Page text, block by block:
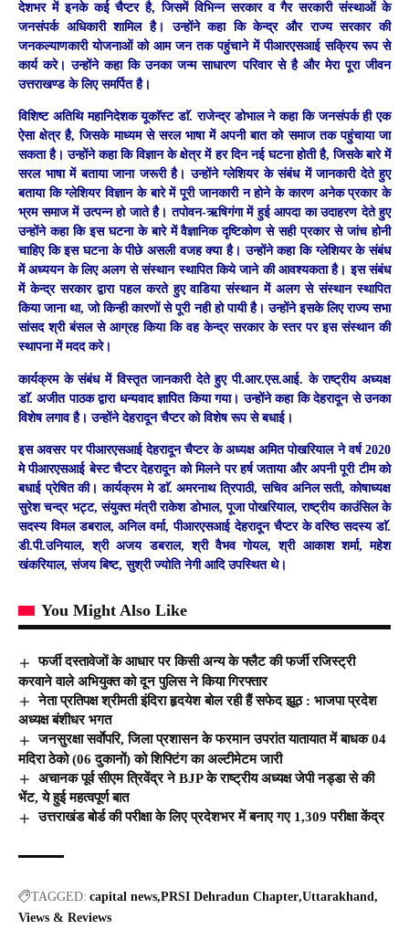
देशभर में इनके कई चैप्टर है, जिसमें विभिन्न सरकार व गैर सरकारी संस्थाओं के
जनसंपर्क अधिकारी शामिल है। उन्होंने कहा कि केन्द्र और राज्य सरकार की
जनकल्याणकारी योजनाओं को आम जन तक पहुंचाने में पीआरएसआई सक्रिय रूप से
कार्य करे। उन्होंने कहा कि उनका जन्म साधारण परिवार से है और मेरा पूरा जीवन
उत्तराखण्ड के लिए समर्पित है।
विशिष्ट अतिथि महानिदेशक यूकाॅस्ट डाॅ. राजेन्द्र डोभाल ने कहा कि जनसंपर्क ही एक
ऐसा क्षेत्र है, जिसके माध्यम से सरल भाषा में अपनी बात को समाज तक पहुंचाया जा
सकता है। उन्होंने कहा कि विज्ञान के क्षेत्र में हर दिन नई घटना होती है, जिसके बारे में
सरल भाषा में बताया जाना जरूरी है। उन्होंने ग्लेशियर के संबंध में जानकारी देते हुए
बताया कि ग्लेशियर विज्ञान के बारे में पूरी जानकारी न होने के कारण अनेक प्रकार के
भ्रम समाज में उत्पन्न हो जाते है। तपोवन-ऋषिगंगा में हुई आपदा का उदाहरण देते हुए
उन्होंने कहा कि इस घटना के बारे में वैज्ञानिक दृष्टिकोण से सही प्रकार से जांच होनी
चाहिए कि इस घटना के पीछे असली वजह क्या है। उन्होंने कहा कि ग्लेशियर के संबंध
में अध्ययन के लिए अलग से संस्थान स्थापित किये जाने की आवश्यकता है। इस संबंध
में केन्द्र सरकार द्वारा पहल करते हुए वाडिया संस्थान में अलग से संस्थान स्थापित
किया जाना था, जो किन्ही कारणों से पूरी नही हो पायी है। उन्होंने इसके लिए राज्य सभा
सांसद श्री बंसल से आग्रह किया कि वह केन्द्र सरकार के स्तर पर इस संस्थान की
स्थापना में मदद करे।
कार्यक्रम के संबंध में विस्तृत जानकारी देते हुए पी.आर.एस.आई. के राष्ट्रीय अध्यक्ष
डाॅ. अजीत पाठक द्वारा धन्यवाद ज्ञापित किया गया। उन्होंने कहा कि देहरादून से उनका
विशेष लगाव है। उन्होंने देहरादून चैप्टर को विशेष रूप से बधाई।
इस अवसर पर पीआरएसआई देहरादून चैप्टर के अध्यक्ष अमित पोखरियाल ने वर्ष 2020
मे पीआरएसआई बेस्ट चैप्टर देहरादून को मिलने पर हर्ष जताया और अपनी पूरी टीम को
बधाई प्रेषित की। कार्यक्रम मे डाॅ. अमरनाथ त्रिपाठी, सचिव अनिल सती, कोषाध्यक्ष
सुरेश चन्द्र भट्ट, संयुक्त मंत्री राकेश डोभाल, पूजा पोखरियाल, राष्ट्रीय काउंसिल के
सदस्य विमल डबराल, अनिल वर्मा, पीआरएसआई देहरादून चैप्टर के वरिष्ठ सदस्य डाॅ.
डी.पी.उनियाल, श्री अजय डबराल, श्री वैभव गोयल, श्री आकाश शर्मा, महेश
खंकरियाल, संजय बिष्ट, सुश्री ज्योति नेगी आदि उपस्थित थे।
You Might Also Like
फर्जी दस्तावेजों के आधार पर किसी अन्य के फ्लैट की फर्जी रजिस्ट्री
करवाने वाले अभियुक्त को दून पुलिस ने किया गिरफ्तार
नेता प्रतिपक्ष श्रीमती इंदिरा हृदयेश बोल रही हैं सफेद झूठ : भाजपा प्रदेश
अध्यक्ष बंशीधर भगत
जनसुरक्षा सर्वाेपरि, जिला प्रशासन के फरमान उपरांत यातायात में बाधक 04
मदिरा ठेको (06 दुकानों) को शिफ्टिंग का अल्टीमेटम जारी
अचानक पूर्व सीएम त्रिवेंद्र ने BJP के राष्ट्रीय अध्यक्ष जेपी नड्डा से की
भेंट, ये हुई महत्वपूर्ण बात
उत्तराखंड बोर्ड की परीक्षा के लिए प्रदेशभर में बनाए गए 1,309 परीक्षा केंद्र
TAGGED: capital news PRSI Dehradun Chapter Uttarakhand
Views & Reviews